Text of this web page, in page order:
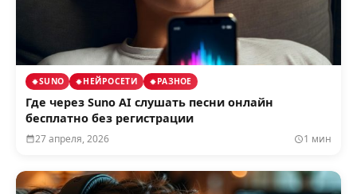
SUNO НЕЙРОСЕТИ РАЗНОЕ
Где через Suno AI слушать песни онлайн
бесплатно без регистрации
27 апреля, 2026 1 мин